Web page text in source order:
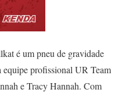
é um pneu de gravidade
equipe profissional UR Team
e Tracy Hannah. Com